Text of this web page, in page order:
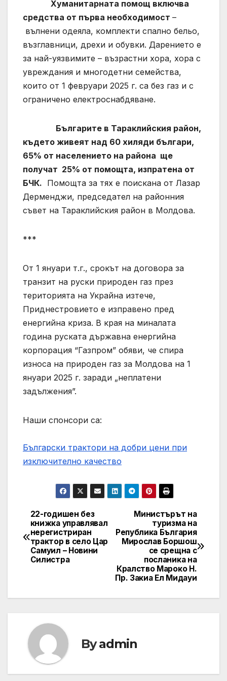
Хуманитарната помощ включва
средства от първа необходимост –
вълнени одеяла, комплекти спално бельо,
възглавници, дрехи и обувки. Дарението е
за най-уязвимите – възрастни хора, хора с
увреждания и многодетни семейства,
които от 1 февруари 2025 г. са без газ и с
ограничено електроснабдяване.
Българите в Тараклийския район,
където живеят над 60 хиляди българи,
65% от населението на района ще
получат 25% от помощта, изпратена от
БЧК. Помощта за тях е поискана от Лазар
Дерменджи, председател на районния
съвет на Тараклийския район в Молдова.
***
От 1 януари т.г., срокът на договора за
транзит на руски природен газ през
територията на Украйна изтече,
Приднестровието е изправено пред
енергийна криза. В края на миналата
година руската държавна енергийна
корпорация “Газпром” обяви, че спира
износа на природен газ за Молдова на 1
януари 2025 г. заради „неплатени
задължения”.
Наши спонсори са:
Български трактори на добри цени при
изключително качество
Post
navigation
Министърът на
туризма на
Република България
Мирослав Боршош
се срещна с
посланика на
Кралство Мароко Н.
Пр. Закиа Ел Мидауи
22-годишен без
книжка управлявал
нерегистриран
трактор в село Цар
Самуил – Новини
Силистра
Byadmin